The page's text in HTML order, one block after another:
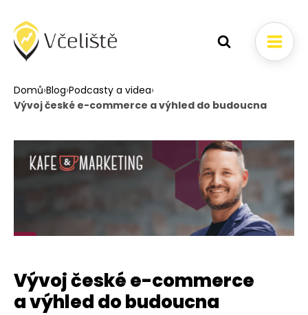
Domů›Blog›Podcasty a videa›
Vývoj české e-commerce a výhled do budoucna
Vývoj české e-commerce
a výhled do budoucna